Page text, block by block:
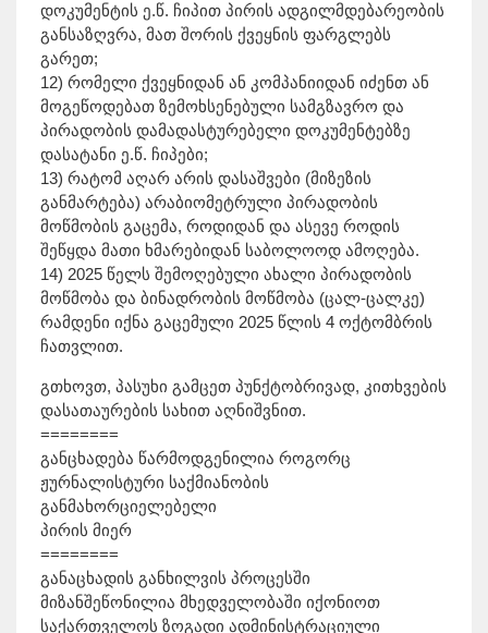
დოკუმენტის ე.წ. ჩიპით პირის ადგილმდებარეობის
განსაზღვრა, მათ შორის ქვეყნის ფარგლებს
გარეთ;
12) რომელი ქვეყნიდან ან კომპანიიდან იძენთ ან
მოგეწოდებათ ზემოხსენებული სამგზავრო და
პირადობის დამადასტურებელი დოკუმენტებზე
დასატანი ე.წ. ჩიპები;
13) რატომ აღარ არის დასაშვები (მიზეზის
განმარტება) არაბიომეტრული პირადობის
მოწმობის გაცემა, როდიდან და ასევე როდის
შეწყდა მათი ხმარებიდან საბოლოოდ ამოღება.
14) 2025 წელს შემოღებული ახალი პირადობის
მოწმობა და ბინადრობის მოწმობა (ცალ-ცალკე)
რამდენი იქნა გაცემული 2025 წლის 4 ოქტომბრის
ჩათვლით.
გთხოვთ, პასუხი გამცეთ პუნქტობრივად, კითხვების
დასათაურების სახით აღნიშვნით.
========
განცხადება წარმოდგენილია როგორც
ჟურნალისტური საქმიანობის
განმახორციელებელი
პირის მიერ
========
განაცხადის განხილვის პროცესში
მიზანშეწონილია მხედველობაში იქონიოთ
საქართველოს ზოგადი ადმინისტრაციული